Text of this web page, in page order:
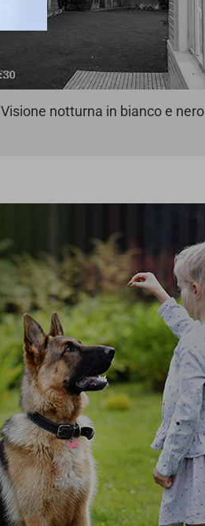
Visione notturna in bianco e nero